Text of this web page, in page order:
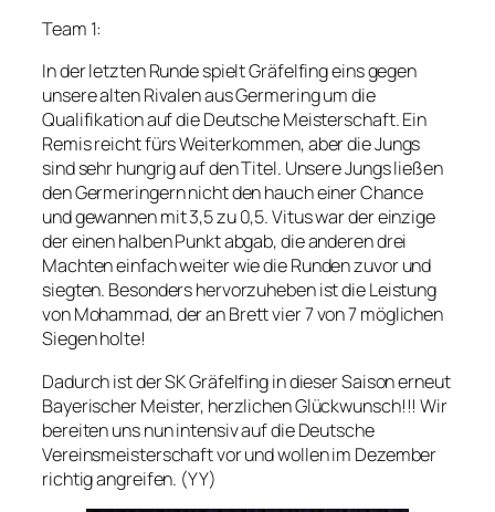
Team 1:
In der letzten Runde spielt Gräfelfing eins gegen
unsere alten Rivalen aus Germering um die
Qualifikation auf die Deutsche Meisterschaft. Ein
Remis reicht fürs Weiterkommen, aber die Jungs
sind sehr hungrig auf den Titel. Unsere Jungs ließen
den Germeringern nicht den hauch einer Chance
und gewannen mit 3,5 zu 0,5. Vitus war der einzige
der einen halben Punkt abgab, die anderen drei
Machten einfach weiter wie die Runden zuvor und
siegten. Besonders hervorzuheben ist die Leistung
von Mohammad, der an Brett vier 7 von 7 möglichen
Siegen holte!
Dadurch ist der SK Gräfelfing in dieser Saison erneut
Bayerischer Meister, herzlichen Glückwunsch!!! Wir
bereiten uns nun intensiv auf die Deutsche
Vereinsmeisterschaft vor und wollen im Dezember
richtig angreifen. (YY)